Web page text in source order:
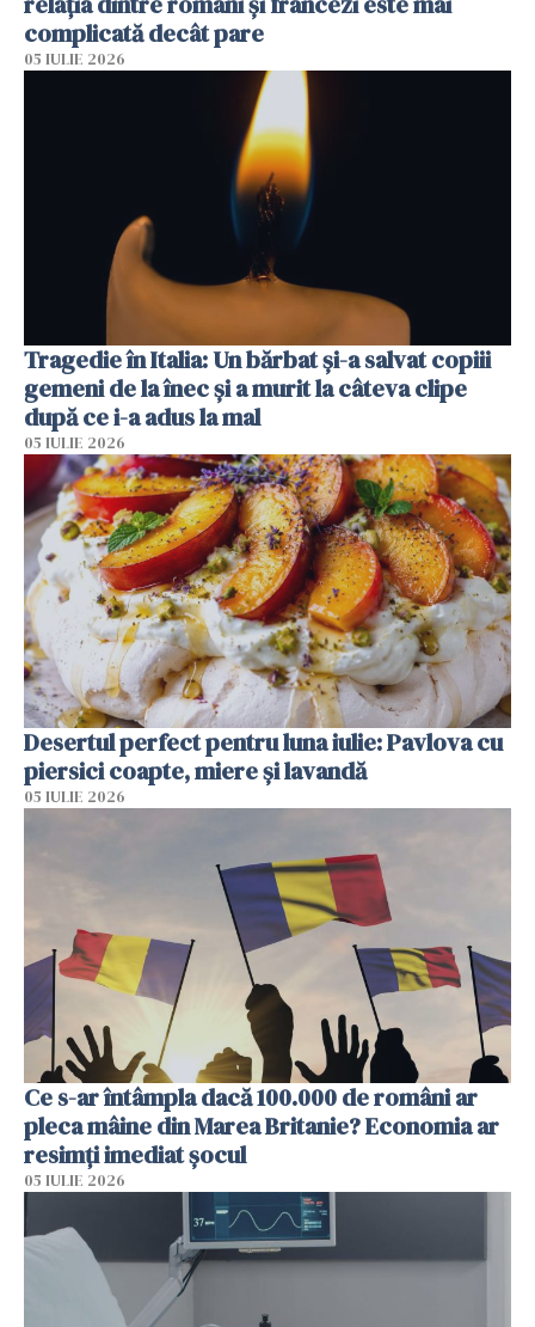
complicată decât pare
05 IULIE 2026
Tragedie în Italia: Un bărbat și-a salvat copiii
gemeni de la înec și a murit la câteva clipe
după ce i-a adus la mal
05 IULIE 2026
Desertul perfect pentru luna iulie: Pavlova cu
piersici coapte, miere și lavandă
05 IULIE 2026
Ce s-ar întâmpla dacă 100.000 de români ar
pleca mâine din Marea Britanie? Economia ar
resimți imediat șocul
05 IULIE 2026